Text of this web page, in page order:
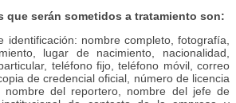
que serán sometidos a tratamiento son:
identificación: nombre completo, fotografía,
lugar de nacimiento, nacionalidad,
teléfono fijo, teléfono móvil, correo
de credencial oficial, número de licencia
nombre del reportero, nombre del jefe de